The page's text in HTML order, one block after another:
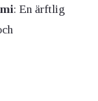
: En ärftlig